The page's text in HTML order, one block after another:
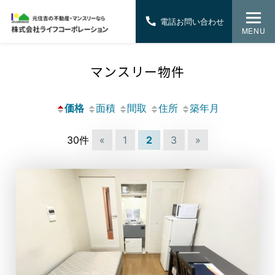
MENU
マンスリー物件
価格 面積 間取 住所 築年月
30件 « 1 2 3 »
電話お問い合わせ